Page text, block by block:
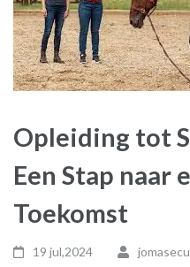
Opleiding tot
Een Stap naar
Toekomst
19 jul,2024